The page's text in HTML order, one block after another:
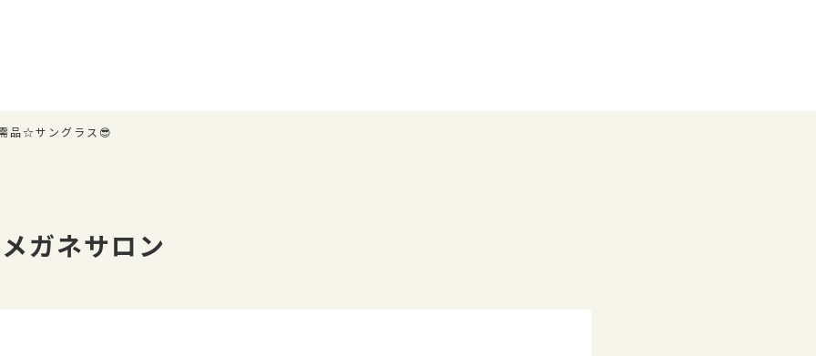
品☆サングラス😎
ガネサロン